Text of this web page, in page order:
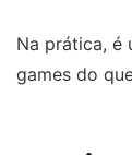
Na prática, é
games do